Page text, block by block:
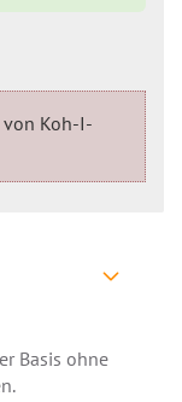
von Koh-I-
Basis ohne